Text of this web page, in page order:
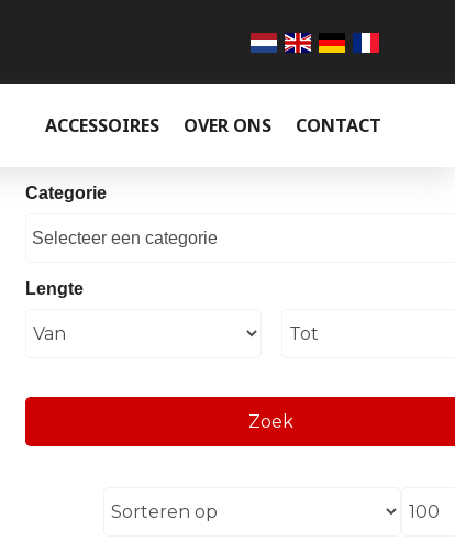
ACCESSOIRES OVER ONS CONTACT
Categorie
Selecteer een categorie
Lengte